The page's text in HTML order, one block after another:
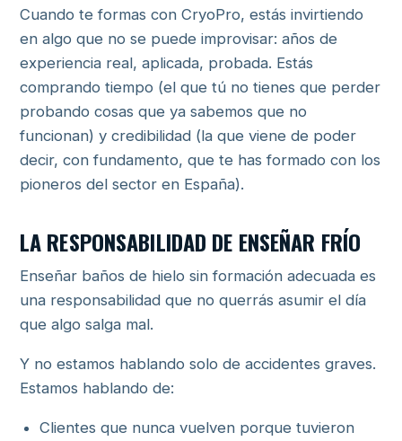
Cuando te formas con CryoPro, estás invirtiendo
en algo que no se puede improvisar: años de
experiencia real, aplicada, probada. Estás
comprando tiempo (el que tú no tienes que perder
probando cosas que ya sabemos que no
funcionan) y credibilidad (la que viene de poder
decir, con fundamento, que te has formado con los
pioneros del sector en España).
LA RESPONSABILIDAD DE ENSEÑAR FRÍO
Enseñar baños de hielo sin formación adecuada es
una responsabilidad que no querrás asumir el día
que algo salga mal.
Y no estamos hablando solo de accidentes graves.
Estamos hablando de:
Clientes que nunca vuelven porque tuvieron